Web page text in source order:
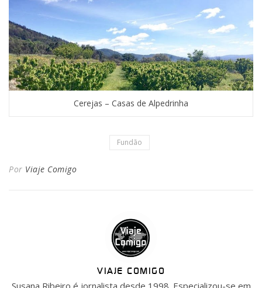
Cerejas – Casas de Alpedrinha
Fundão
Por Viaje Comigo
VIAJE COMIGO
Susana Ribeiro é jornalista desde 1998. Especializou-se em